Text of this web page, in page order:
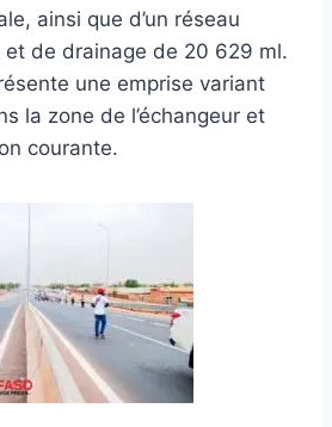
ainsi que d’un réseau
et de drainage de 20 629 ml.
une emprise variant
la zone de l’échangeur et
courante.